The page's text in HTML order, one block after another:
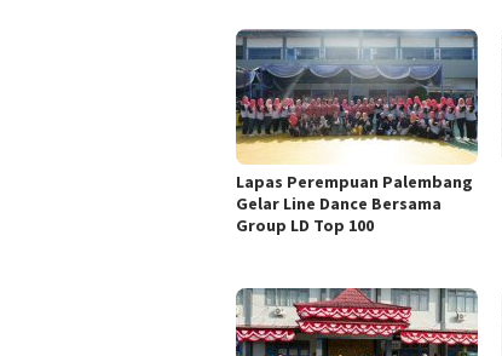
Lapas Perempuan Palembang
Gelar Line Dance Bersama
Group LD Top 100